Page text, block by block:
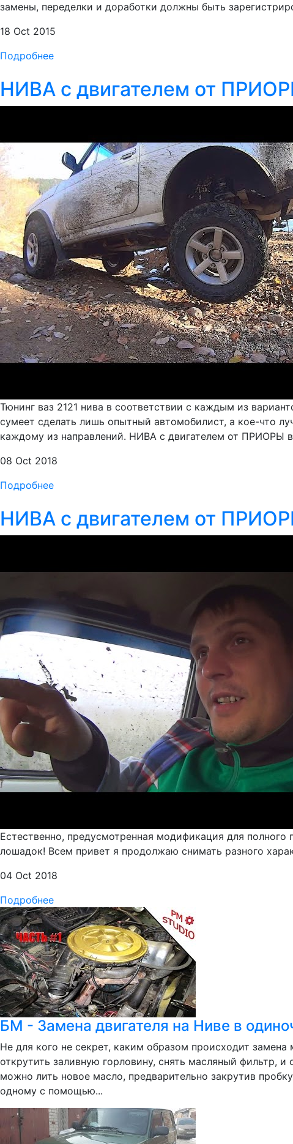
замены, переделки и доработки должны быть
18 Oct 2015
Подробнее
НИВА с двигателем от
Тюнинг ваз 2121 нива в соответствии с каждым из
сумеет сделать лишь опытный автомобилист, а кое-что
каждому из направлений. НИВА с двигателем от ПРИОРЫ
08 Oct 2018
Подробнее
НИВА с двигателем от
Естественно, предусмотренная модификация для
лошадок! Всем привет я продолжаю снимать разного
04 Oct 2018
Подробнее
БМ - Замена двигателя на Ниве в
Не для кого не секрет, каким образом происходит
открутить заливную горловину, снять масляный фильтр,
можно лить новое масло, предварительно закрутив
одному с помощью...